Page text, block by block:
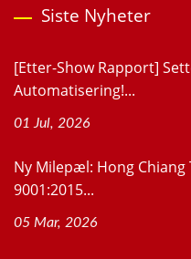
Siste Nyheter
[Etter-Show Rapport]
Automatisering!...
01 Jul, 2026
Ny Milepæl: Hong Chiang
9001:2015...
05 Mar, 2026